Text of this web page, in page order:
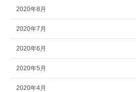
2020年8月
2020年7月
2020年6月
2020年5月
2020年4月